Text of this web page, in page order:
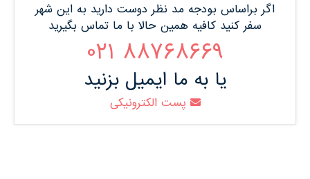
اگر براساس بودجه مد نظر دوست دارید به این شهر
سفر کنید کافیه همین حالا با ما تماس بگیرید
88768669 021
یا به ما ایمیل بزنید
پست الکترونیکی